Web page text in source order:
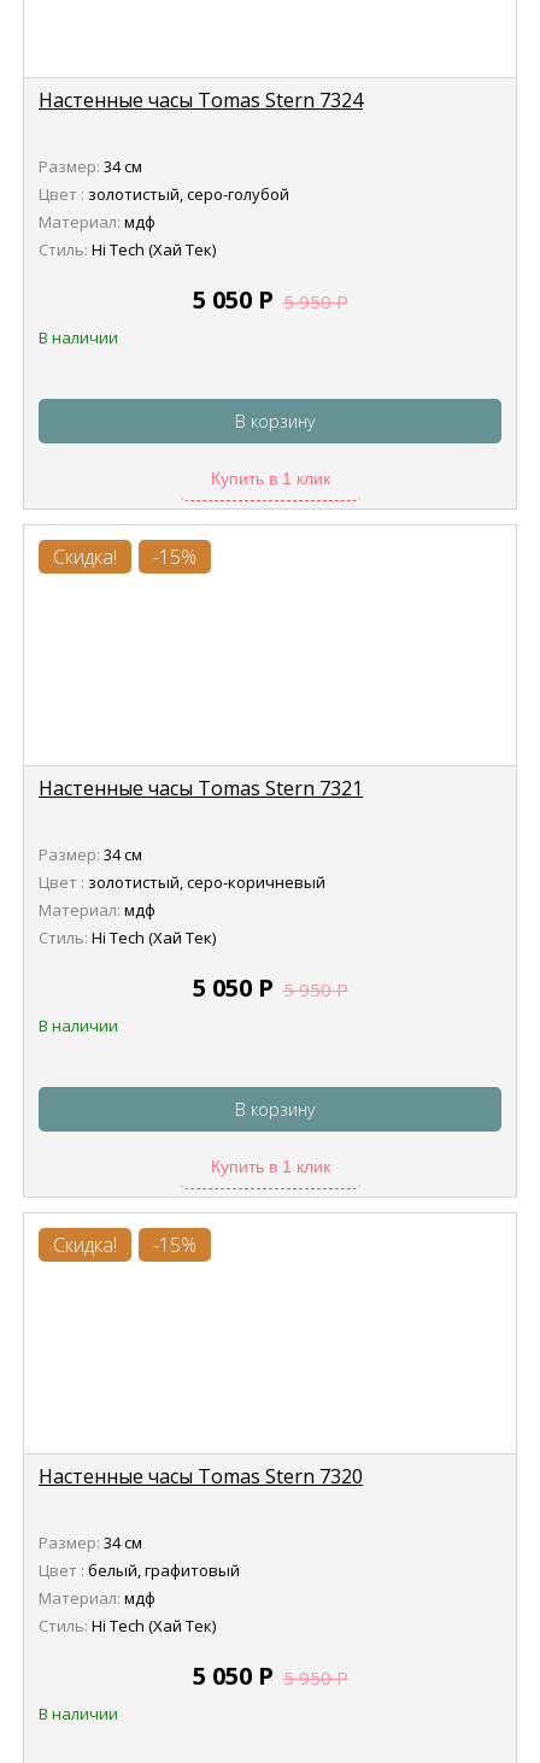
Настенные часы Tomas Stern 7324
Размер: 34 см
Цвет : золотистый, серо-голубой
Материал: мдф
Стиль: Hi Tech (Хай Тек)
5 050 Р 5 950Р
В наличии
В корзину
Купить в 1 клик
Скидка! -15%
Настенные часы Tomas Stern 7321
Размер: 34 см
Цвет : золотистый, серо-коричневый
Материал: мдф
Стиль: Hi Tech (Хай Тек)
5 050 Р 5 950Р
В наличии
В корзину
Купить в 1 клик
Скидка! -15%
Настенные часы Tomas Stern 7320
Размер: 34 см
Цвет : белый, графитовый
Материал: мдф
Стиль: Hi Tech (Хай Тек)
5 050 Р 5 950Р
В наличии